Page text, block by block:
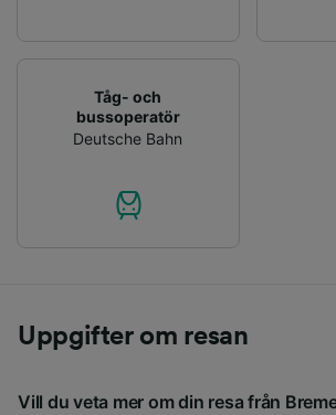
Tåg- och
bussoperatör
Deutsche Bahn
Uppgifter om resan
Vill du veta mer om din resa från